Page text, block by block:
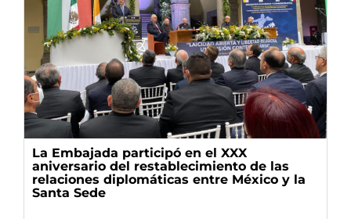
La Embajada participó en el XXX
aniversario del restablecimiento de las
relaciones diplomáticas entre México y la
Santa Sede